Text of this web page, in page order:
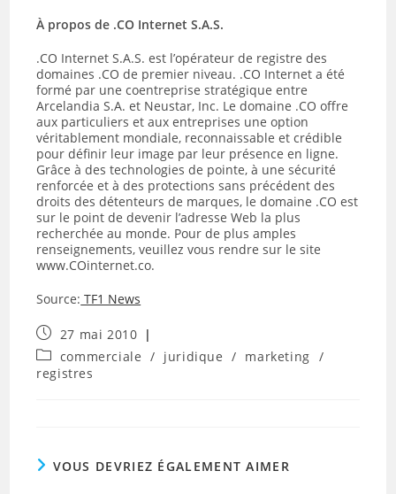
À propos de .CO Internet S.A.S.
.CO Internet S.A.S. est l’opérateur de registre des
domaines .CO de premier niveau. .CO Internet a été
formé par une coentreprise stratégique entre
Arcelandia S.A. et Neustar, Inc. Le domaine .CO offre
aux particuliers et aux entreprises une option
véritablement mondiale, reconnaissable et crédible
pour définir leur image par leur présence en ligne.
Grâce à des technologies de pointe, à une sécurité
renforcée et à des protections sans précédent des
droits des détenteurs de marques, le domaine .CO est
sur le point de devenir l’adresse Web la plus
recherchée au monde. Pour de plus amples
renseignements, veuillez vous rendre sur le site
www.COinternet.co.
Source: TF1 News
Publication
publiée :
27 mai 2010
Post
category:
commerciale / juridique / marketing /
registres
VOUS DEVRIEZ ÉGALEMENT AIMER